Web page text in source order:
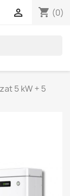
shopping_cart (0)

5 kW + 5